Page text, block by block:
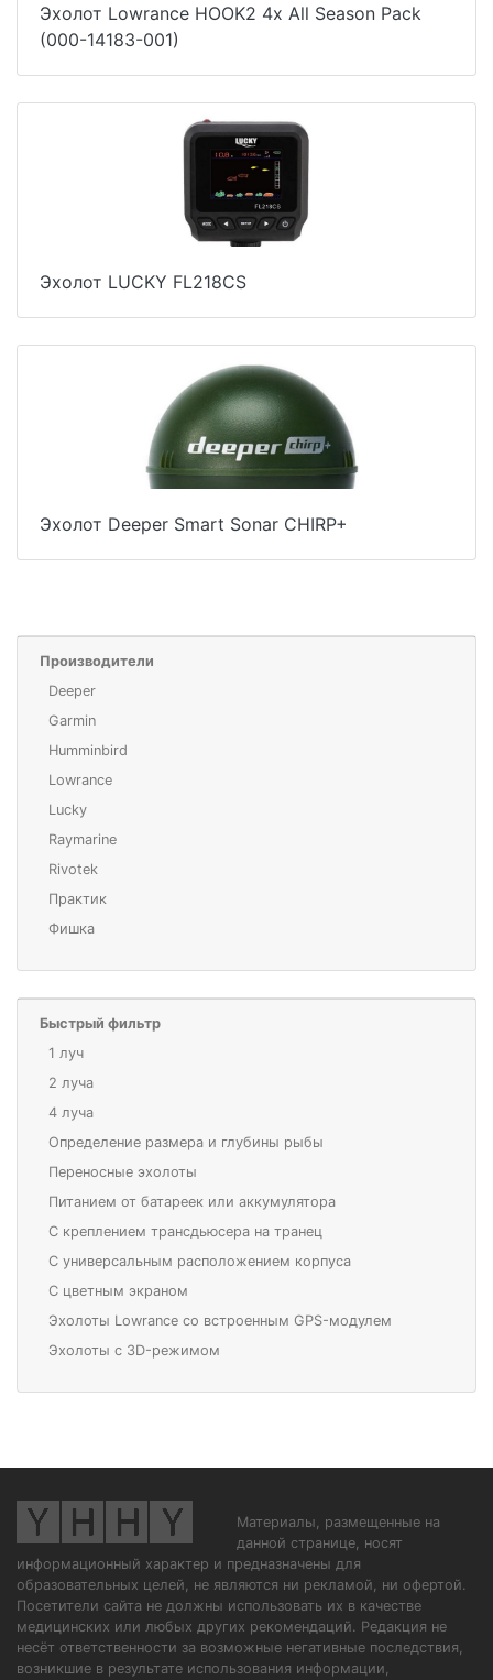
Эхолот Lowrance HOOK2 4x All Season Pack
(000-14183-001)
Эхолот LUCKY FL218CS
Эхолот Deeper Smart Sonar CHIRP+
Производители
Deeper
Garmin
Humminbird
Lowrance
Lucky
Raymarine
Rivotek
Практик
Фишка
Быстрый фильтр
1 луч
2 луча
4 луча
Определение размера и глубины рыбы
Переносные эхолоты
Питанием от батареек или аккумулятора
С креплением трансдьюсера на транец
С универсальным расположением корпуса
С цветным экраном
Эхолоты Lowrance со встроенным GPS-модулем
Эхолоты с 3D-режимом
Материалы, размещенные на
данной странице, носят
информационный характер и предназначены для
образовательных целей, не являются ни рекламой, ни офертой.
Посетители сайта не должны использовать их в качестве
медицинских или любых других рекомендаций. Редакция не
несёт ответственности за возможные негативные последствия,
возникшие в результате использования информации,